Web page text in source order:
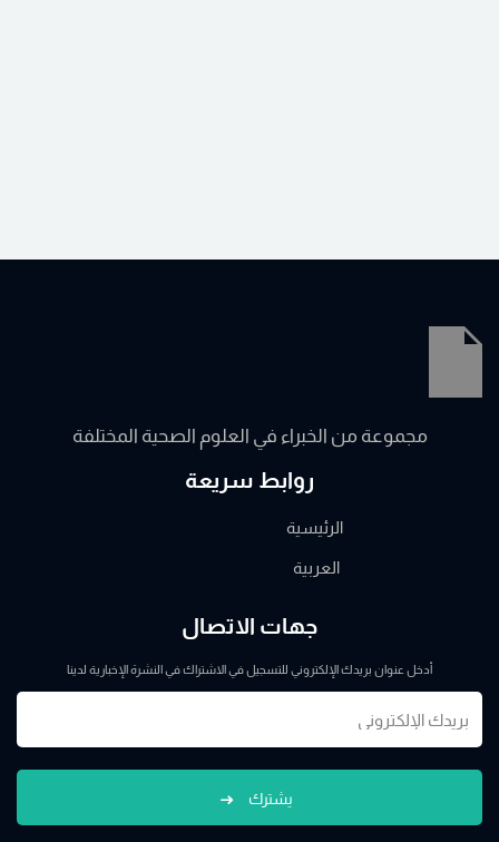
مجموعة من الخبراء في العلوم الصحية المختلفة
روابط سريعة
الرئيسية
العربية
جهات الاتصال
أدخل عنوان بريدك الإلكتروني للتسجيل في الاشتراك في النشرة الإخبارية لدينا
يشترك